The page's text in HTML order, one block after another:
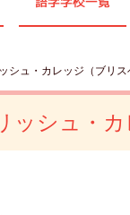
シュ・カレッジ（ブリス
ッシュ・カ